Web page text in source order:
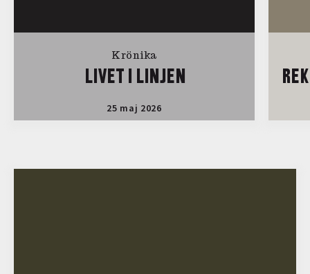
Krönika
LIVET I LINJEN
25 maj 2026